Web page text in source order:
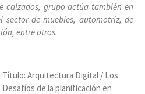
calzados, grupo actúa también en
sector de muebles, automotriz, de
entre otros.
Título: Arquitectura Digital / Los
Desafíos de la planificación en